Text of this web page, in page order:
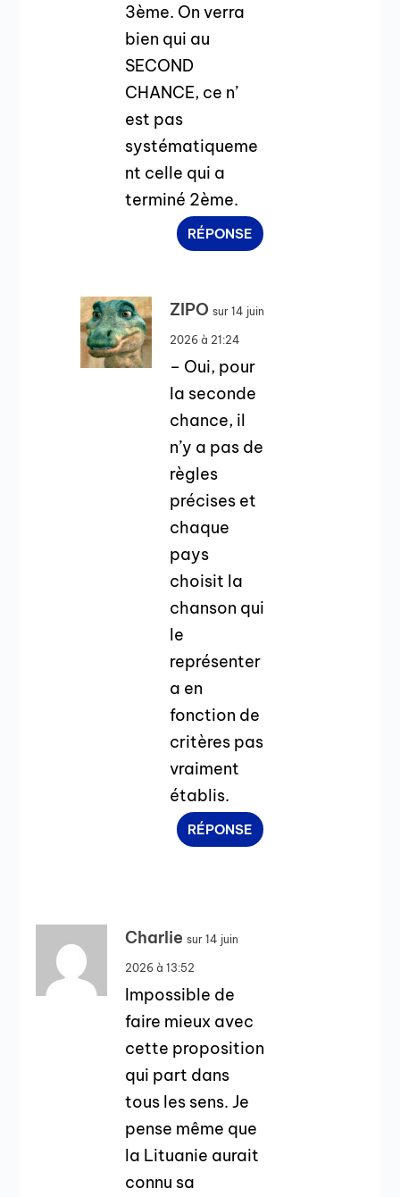
3ème. On verra
bien qui au
SECOND
CHANCE, ce n’
est pas
systématiqueme
nt celle qui a
terminé 2ème.
RÉPONSE
ZIPO sur 14 juin
2026 à 21:24
– Oui, pour
la seconde
chance, il
n’y a pas de
règles
précises et
chaque
pays
choisit la
chanson qui
le
représenter
a en
fonction de
critères pas
vraiment
établis.
RÉPONSE
Charlie sur 14 juin
2026 à 13:52
Impossible de
faire mieux avec
cette proposition
qui part dans
tous les sens. Je
pense même que
la Lituanie aurait
connu sa